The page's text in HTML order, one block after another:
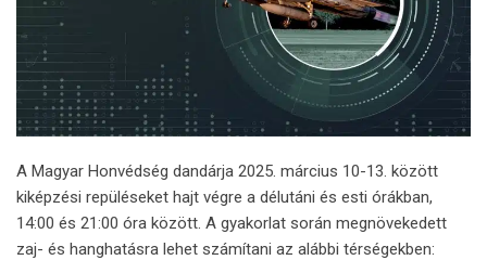
A Magyar Honvédség dandárja 2025. március 10-13. között
kiképzési repüléseket hajt végre a délutáni és esti órákban,
14:00 és 21:00 óra között. A gyakorlat során megnövekedett
zaj- és hanghatásra lehet számítani az alábbi térségekben: